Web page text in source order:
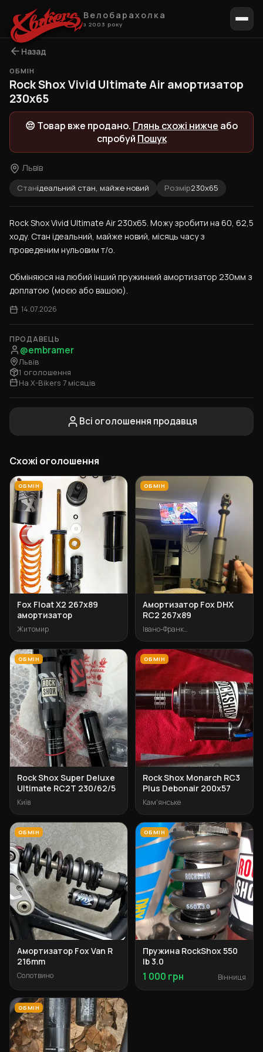
Велобарахолка
з 2003 року
Назад
ОБМІН
Rock Shox Vivid Ultimate Air амортизатор
230x65
😔 Товар вже продано. Глянь схожі нижче або
спробуй Пошук
Львів
Станідеальний стан, майже новий Розмір230x65
Rock Shox Vivid Ultimate Air 230x65. Можу зробити на 60, 62,5
ходу. Стан ідеальний, майже новий, місяць часу з
проведеним нульовим т/о.
Обміняюся на любий інший пружинний амортизатор 230мм з
доплатою (моєю або вашою).
14.07.2026
ПРОДАВЕЦЬ
@embramer
Львів
1 оголошення
На X-Bikers 7 місяців
Всі оголошення продавця
Схожі оголошення
ОБМІН
Fox Float X2 267x89
амортизатор
Житомир
ОБМІН
Амортизатор Fox DHX
RC2 267x89
Івано-Франківськ
ОБМІН
Rock Shox Super Deluxe
Ultimate RC2T 230/62/5
Київ
ОБМІН
Rock Shox Monarch RC3
Plus Debonair 200x57
Кам'янське
ОБМІН
Амортизатор Fox Van R
216mm
Солотвино
ОБМІН
Пружина RockShox 550
lb 3.0
1 000 грн Вінниця
ОБМІН